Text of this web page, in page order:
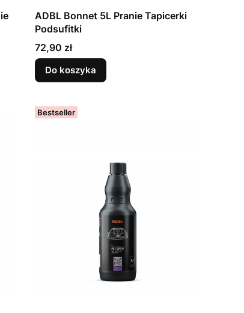
ADBL Bonnet 5L Pranie Tapicerki
Podsufitki
Cena
72,90 zł
Do koszyka
Bestseller